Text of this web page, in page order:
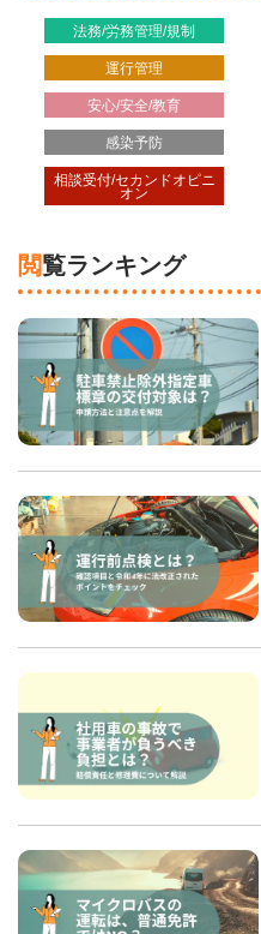
法務/労務管理/規制
運行管理
安心/安全/教育
感染予防
相談受付/セカンドオピニ
オン
閲覧ランキング